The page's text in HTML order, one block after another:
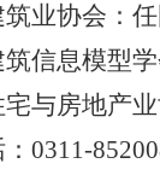
业协会：
信息模型
与房地产
0311-